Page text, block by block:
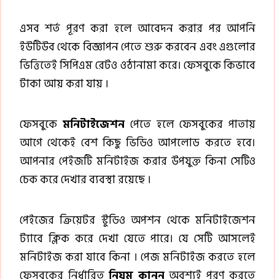
এসব শর্ত পূরণ করা হলে আবেদন করার পর আপনি
ইউটিউব থেকে বিজ্ঞাপন পেতে শুরু করবেন এবং এগুলোর
ভিত্তিতেই সিপিএম রেটও ওঠানামা করে। ফেসবুকে কিভাবে
টাকা আয় করা যায় ।
ফেসবুকে মনিটাইজেশনপেতে হলে ফেসবুকের পাতায়
আগে থেকেই বেশ কিছু ভিডিও আপলোড করতে হবে।
আপনার পেইজটি মনিটাইজ করার উপযুক্ত কিনা সেটিও
চেক করে দেখার ব্যবস্থা রয়েছে ।
পেইজের ক্রিয়েটর স্টুডিও অপশন থেকে মনিটাইজেশন
ট্যাবে ক্লিক করে দেখা যেতে পারে। যে সেটি আসলেই
মনিটাইজ করা যাবে কিনা । পেজ মনিটাইজ করতে হলে
ফেসবুকের নির্ধারিত নিয়ম কানুনঅবশ্যই পূরণ করতে